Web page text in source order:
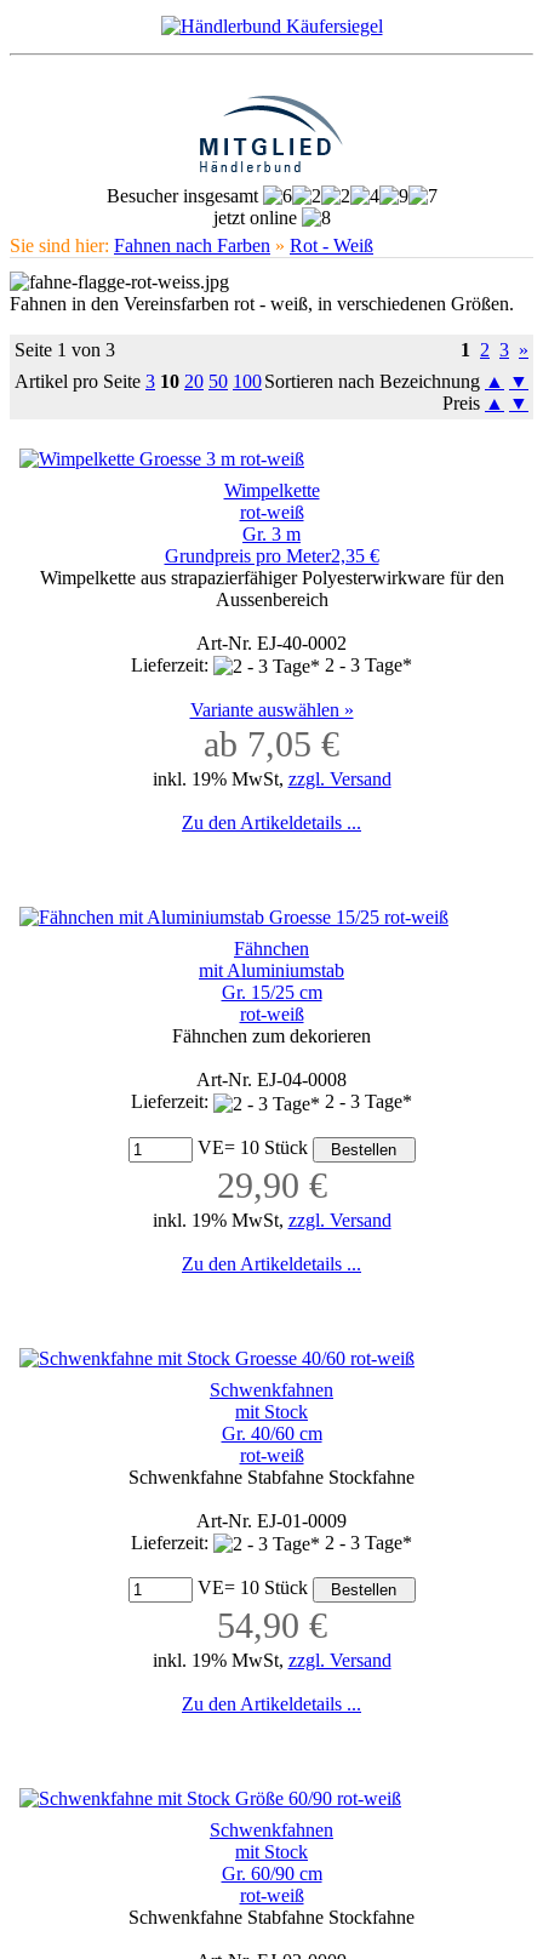
Besucher insgesamt
jetzt online
Sie sind hier: Fahnen nach Farben » Rot - Weiß
Fahnen in den Vereinsfarben rot - weiß, in verschiedenen Größen.
Seite 1 von 3 1 2 3 »
Artikel pro Seite 3 10 20 50 100Sortieren nach Bezeichnung ▲
▼
Preis ▲ ▼
Wimpelkette
rot-weiß
Gr. 3 m
Grundpreis pro Meter2,35 €
Wimpelkette aus strapazierfähiger Polyesterwirkware für den
Aussenbereich
Art-Nr. EJ-40-0002
Lieferzeit:
2 - 3 Tage*
Variante auswählen »
ab 7,05 €
inkl. 19% MwSt, zzgl. Versand
Zu den Artikeldetails ...
Fähnchen
mit Aluminiumstab
Gr. 15/25 cm
rot-weiß
Fähnchen zum dekorieren
Art-Nr. EJ-04-0008
Lieferzeit:
2 - 3 Tage*
VE= 10 Stück
29,90 €
inkl. 19% MwSt, zzgl. Versand
Zu den Artikeldetails ...
Schwenkfahnen
mit Stock
Gr. 40/60 cm
rot-weiß
Schwenkfahne Stabfahne Stockfahne
Art-Nr. EJ-01-0009
Lieferzeit:
2 - 3 Tage*
VE= 10 Stück
54,90 €
inkl. 19% MwSt, zzgl. Versand
Zu den Artikeldetails ...
Schwenkfahnen
mit Stock
Gr. 60/90 cm
rot-weiß
Schwenkfahne Stabfahne Stockfahne